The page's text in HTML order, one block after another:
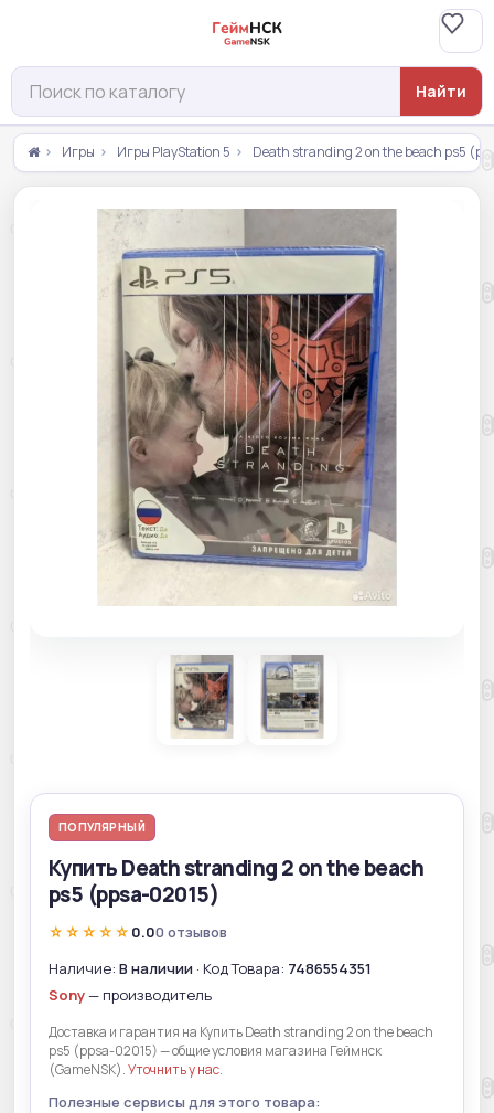
Найти
Игры Игры PlayStation 5 Death stranding 2 on the beach ps5
ПОПУЛЯРНЫЙ
Купить Death stranding 2 on the beach
ps5 (ppsa-02015)
☆☆☆☆☆ 0.00 отзывов
Наличие: В наличии · Код Товара: 7486554351
Sony— производитель
Доставка и гарантия на Купить Death stranding 2 on the beach
ps5 (ppsa-02015) — общие условия магазина Геймнск
(GameNSK).Уточнить у нас.
Полезные сервисы для этого товара: